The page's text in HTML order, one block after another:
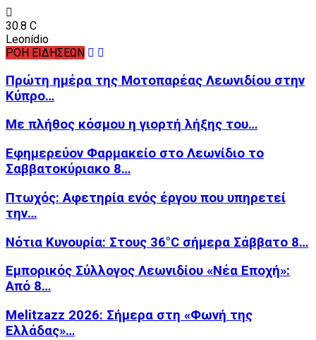
30.8 C
Leonídio
ΡΟΗ ΕΙΔΗΣΕΩΝ
Πρώτη ημέρα της Μοτοπαρέας Λεωνιδίου στην
Κύπρο…
Με πλήθος κόσμου η γιορτή λήξης του…
Εφημερεύον Φαρμακείο στο Λεωνίδιο το
Σαββατοκύριακο 8…
Πτωχός: Αφετηρία ενός έργου που υπηρετεί
την…
Νότια Κυνουρία: Στους 36°C σήμερα Σάββατο 8…
Εμπορικός Σύλλογος Λεωνιδίου «Νέα Εποχή»:
Από 8…
Melitzazz 2026: Σήμερα στη «Φωνή της
Ελλάδας»…